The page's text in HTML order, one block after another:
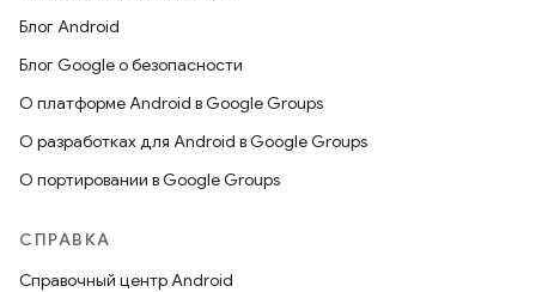
Блог Android
Блог Google о безопасности
О платформе Android в Google Groups
О разработках для Android в Google Groups
О портировании в Google Groups
СПРАВКА
Справочный центр Android